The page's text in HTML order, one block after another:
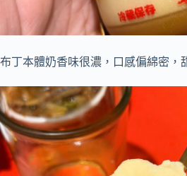
布丁本體奶香味很濃，口感偏綿密，